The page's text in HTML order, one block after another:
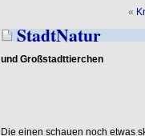
«
StadtNatur
und Großstadttierchen
Die einen schauen noch etwas